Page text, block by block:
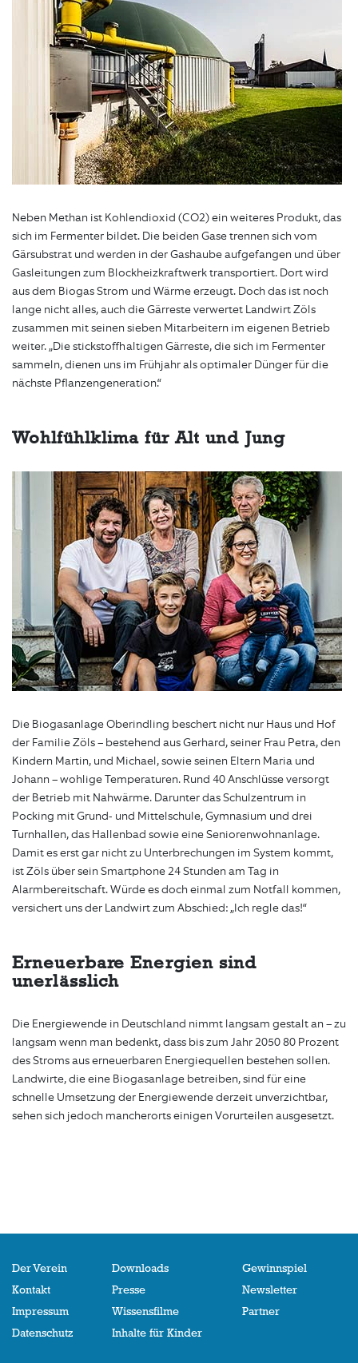
Neben Methan ist Kohlendioxid (CO2) ein weiteres Produkt, das
sich im Fermenter bildet. Die beiden Gase trennen sich vom
Gärsubstrat und werden in der Gashaube aufgefangen und über
Gasleitungen zum Blockheizkraftwerk transportiert. Dort wird
aus dem Biogas Strom und Wärme erzeugt. Doch das ist noch
lange nicht alles, auch die Gärreste verwertet Landwirt Zöls
zusammen mit seinen sieben Mitarbeitern im eigenen Betrieb
weiter. „Die stickstoffhaltigen Gärreste, die sich im Fermenter
sammeln, dienen uns im Frühjahr als optimaler Dünger für die
nächste Pflanzengeneration.“
Wohlfühlklima für Alt und Jung
Die Biogasanlage Oberindling beschert nicht nur Haus und Hof
der Familie Zöls – bestehend aus Gerhard, seiner Frau Petra, den
Kindern Martin, und Michael, sowie seinen Eltern Maria und
Johann – wohlige Temperaturen. Rund 40 Anschlüsse versorgt
der Betrieb mit Nahwärme. Darunter das Schulzentrum in
Pocking mit Grund- und Mittelschule, Gymnasium und drei
Turnhallen, das Hallenbad sowie eine Seniorenwohnanlage.
Damit es erst gar nicht zu Unterbrechungen im System kommt,
ist Zöls über sein Smartphone 24 Stunden am Tag in
Alarmbereitschaft. Würde es doch einmal zum Notfall kommen,
versichert uns der Landwirt zum Abschied: „Ich regle das!“
Erneuerbare Energien sind
unerlässlich
Die Energiewende in Deutschland nimmt langsam gestalt an – zu
langsam wenn man bedenkt, dass bis zum Jahr 2050 80 Prozent
des Stroms aus erneuerbaren Energiequellen bestehen sollen.
Landwirte, die eine Biogasanlage betreiben, sind für eine
schnelle Umsetzung der Energiewende derzeit unverzichtbar,
sehen sich jedoch mancherorts einigen Vorurteilen ausgesetzt.
Der Verein
Kontakt
Impressum
Datenschutz
Downloads
Presse
Wissensfilme
Inhalte für Kinder
Gewinnspiel
Newsletter
Partner